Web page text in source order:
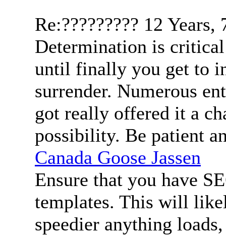
Re:????????? 12 Years,
Determination is
until finally you get to
surrender. Numerous
got really offered it a
possibility. Be patient
Canada Goose Jassen
Ensure that you have
templates. This will
speedier anything